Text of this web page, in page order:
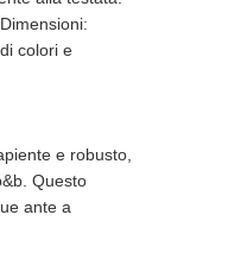
colori e
e robusto,
Questo
ante a